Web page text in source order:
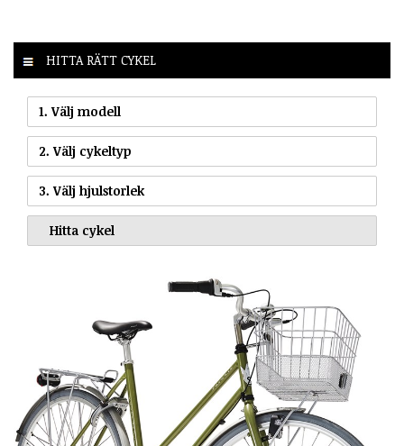
HITTA RÄTT CYKEL
1. Välj modell
2. Välj cykeltyp
3. Välj hjulstorlek